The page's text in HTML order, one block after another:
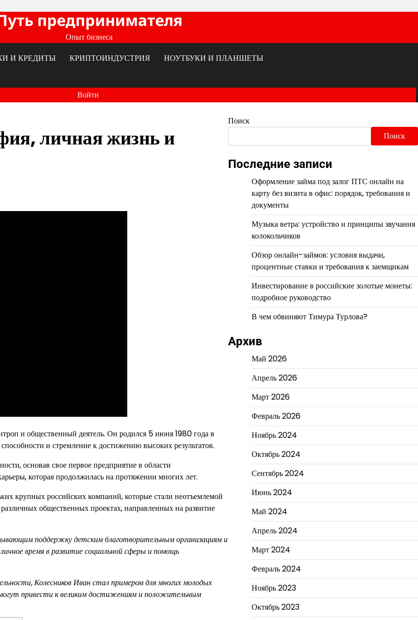
предпринимателя
Опыт бизнеса
И КРЕДИТЫ КРИПТОИНДУСТРИЯ НОУТБУКИ И ПЛАНШЕТЫ
Войти
личная жизнь и
и общественный деятель. Он родился 5 июня 1980 года в
и стремление к достижению высоких результатов.
основав свое первое предприятие в области
которая продолжилась на протяжении многих лет.
крупных российских компаний, которые стали неотъемлемой
общественных проектах, направленных на развитие
поддержку детским благотворительным организациям и
время в развитие социальной сферы и помощь
Колесников Иван стал примером для многих молодых
привести к великим достижениям и положительным
Поиск
Поиск
Последние записи
Оформление займа под залог ПТС онлайн на
карту без визита в офис: порядок, требования и
документы
Музыка ветра: устройство и принципы звучания
колокольчиков
Обзор онлайн-займов: условия выдачи,
процентные ставки и требования к заемщикам
Инвестирование в российские золотые монеты:
подробное руководство
В чем обвиняют Тимура Турлова?
Архив
Май 2026
Апрель 2026
Март 2026
Февраль 2026
Ноябрь 2024
Октябрь 2024
Сентябрь 2024
Июнь 2024
Май 2024
Апрель 2024
Март 2024
Февраль 2024
Ноябрь 2023
Октябрь 2023